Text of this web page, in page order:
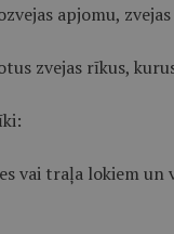
apjomu,
zvejas rīkus,
vai traļa lokiem